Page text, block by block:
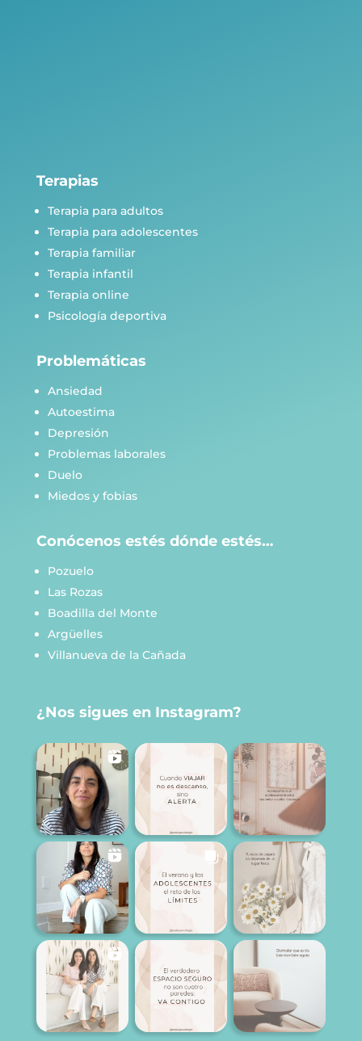
Terapias
Terapia para adultos
Terapia para adolescentes
Terapia familiar
Terapia infantil
Terapia online
Psicología deportiva
Problemáticas
Ansiedad
Autoestima
Depresión
Problemas laborales
Duelo
Miedos y fobias
Conócenos estés dónde estés…
Pozuelo
Las Rozas
Boadilla del Monte
Argüelles
Villanueva de la Cañada
¿Nos sigues en Instagram?